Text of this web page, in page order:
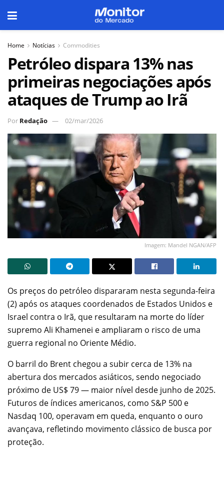
Home Notícias Commodities
Petróleo dispara 13% nas
primeiras negociações após
ataques de Trump ao Irã
Por Redação 02/mar/2026
Imagem: Mandel NGAN/AFP
Os preços do petróleo dispararam nesta segunda-feira
(2) após os ataques coordenados de Estados Unidos e
Israel contra o Irã, que resultaram na morte do líder
supremo Ali Khamenei e ampliaram o risco de uma
guerra regional no Oriente Médio.
O barril do Brent chegou a subir cerca de 13% na
abertura dos mercados asiáticos, sendo negociado
próximo de US$ 79 — maior nível desde junho de 2025.
Futuros de índices americanos, como S&P 500 e
Nasdaq 100, operavam em queda, enquanto o ouro
avançava, refletindo movimento clássico de busca por
proteção.